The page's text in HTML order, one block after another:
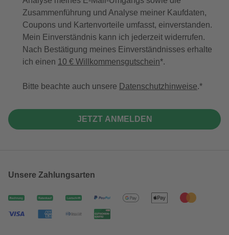
Zusammenführung und Analyse meiner Kaufdaten,
Coupons und Kartenvorteile umfasst, einverstanden.
Mein Einverständnis kann ich jederzeit widerrufen.
Nach Bestätigung meines Einverständnisses erhalte
ich einen 10 € Willkommensgutschein*.
Bitte beachte auch unsere Datenschutzhinweise.
JETZT ANMELDEN
Unsere Zahlungsarten